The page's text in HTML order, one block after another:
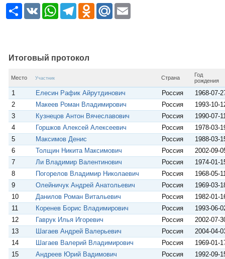
Р
V
K
W
p
p
T
a
m
O
i
k
i
M
Итоговый протокол
Место Участник Страна
Год
рождения
1 Елесин Рафик Айрутдинович Россия
1968-07-
2
Макеев Роман Владимирович Россия
1993-10-
3
Кузнецов Антон Вячеславович Россия
1990-07-
4
Горшков Алексей Алексеевич Россия
1978-03-
5
Максимов Денис Россия
1988-03-
6
Толщин Никита Максимович Россия
2002-09-
7
Ли Владимир Валентинович Россия
1974-01-
8
Погорелов Владимир Николаевич Россия
1968-05-
9
Олейничук Андрей Анатольевич Россия
1969-03-
10
Данилов Роман Витальевич Россия
1982-01-
11
Коренев Борис Владимирович Россия
1993-06-
12
Гаврук Илья Игоревич Россия
2002-07-
13
Шагаев Андрей Валерьевич Россия
2004-04-
14
Шагаев Валерий Владимирович Россия
1969-01-
15
Андреев Юрий Вадимович Россия
1992-09-